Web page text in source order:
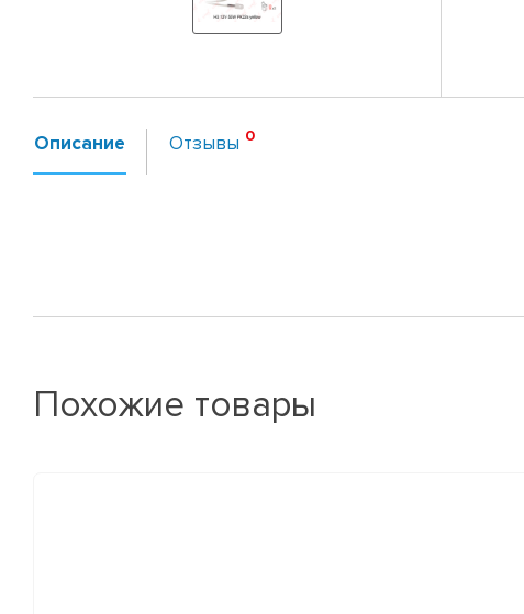
Описание Отзывы
Похожие товары